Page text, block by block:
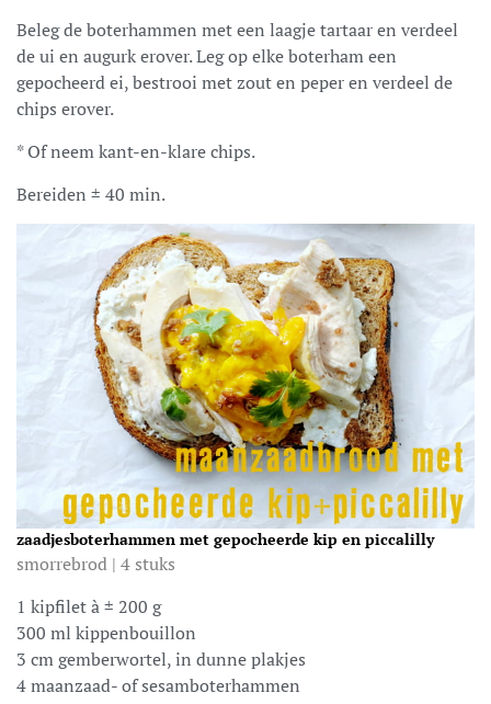
Beleg de boterhammen met een laagje tartaar en verdeel
de ui en augurk erover. Leg op elke boterham een
gepocheerd ei, bestrooi met zout en peper en verdeel de
chips erover.
* Of neem kant-en-klare chips.
Bereiden ± 40 min.
zaadjesboterhammen met gepocheerde kip en piccalilly
smorrebrod | 4 stuks
1 kipfilet à± 200 g
300 ml kippenbouillon
3 cm gemberwortel, in dunne plakjes
4 maanzaad- of sesamboterhammen